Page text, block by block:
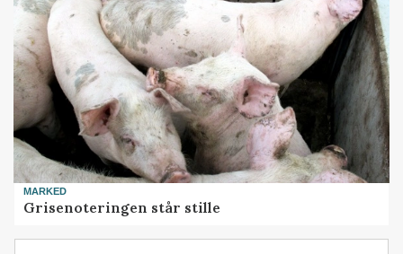
MARKED
Grisenoteringen står stille